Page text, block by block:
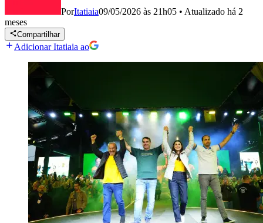
PorItatiaia09/05/2026 às 21h05 • Atualizado há 2
meses
Compartilhar
Adicionar Itatiaia ao